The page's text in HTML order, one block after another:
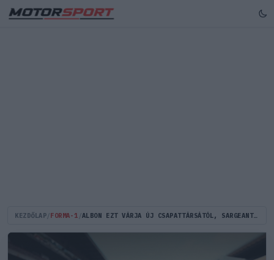
KEZDŐLAP FORMA-1 ALBON EZT VÁRJA ÚJ CSAPATTÁRSÁTÓL, SARGEANTTŐL 2023-BAN